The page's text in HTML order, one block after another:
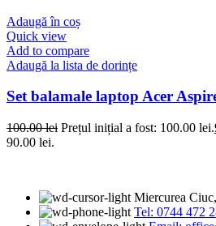
Adaugă în coș
Quick view
Add to compare
Adaugă la lista de dorințe
Set balamale laptop Acer
100.00lei Prețul inițial a fost: 100.00 lei.
90.00 lei.
Miercurea
Tel: 0744 472